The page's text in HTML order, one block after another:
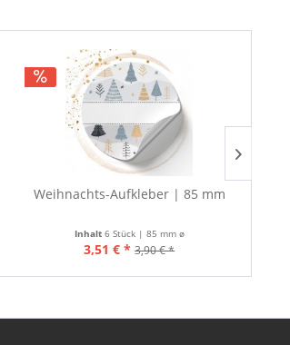
Weihnachts-Aufkleber | 85 mm
Inhalt 6 Stück | 85 mm ø
3,51 € * 3,90 € *